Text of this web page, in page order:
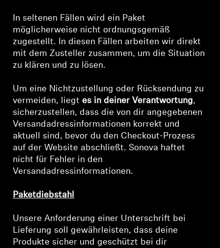
In seltenen Fällen wird ein Paket
möglicherweise nicht ordnungsgemäß
zugestellt. In diesen Fällen arbeiten wir direkt
mit dem Zusteller zusammen, um die Situation
zu klären und zu lösen.
Um eine Nichtzustellung oder Rücksendung zu
vermeiden, liegt es in deiner Verantwortung,
sicherzustellen, dass die von dir angegebenen
Versandadressinformationen korrekt und
aktuell sind, bevor du den Checkout-Prozess
auf der Website abschließt. Sonova haftet
nicht für Fehler in den
Versandadressinformationen.
Paketdiebstahl
Unsere Anforderung einer Unterschrift bei
Lieferung soll gewährleisten, dass deine
Produkte sicher und geschützt bei dir